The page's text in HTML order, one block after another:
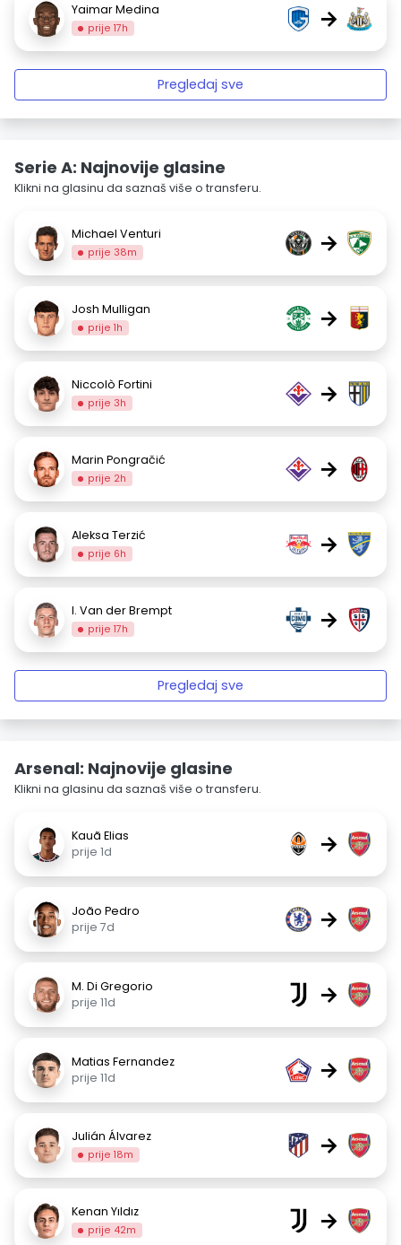
Yaimar Medina
prije 17h →
Pregledaj sve
Serie A: Najnovije glasine
Klikni na glasinu da saznaš više o transferu.
Michael Venturi
prije 38m →
Josh Mulligan
prije 1h →
Niccolò Fortini
prije 3h →
Marin Pongračić
prije 2h →
Aleksa Terzić
prije 6h →
I. Van der Brempt
prije 17h →
Pregledaj sve
Arsenal: Najnovije glasine
Klikni na glasinu da saznaš više o transferu.
Kauã Elias
prije 1d
→
João Pedro
prije 7d
→
M. Di Gregorio
prije 11d
→
Matias Fernandez
prije 11d
→
Julián Álvarez
prije 18m →
Kenan Yıldız
prije 42m →